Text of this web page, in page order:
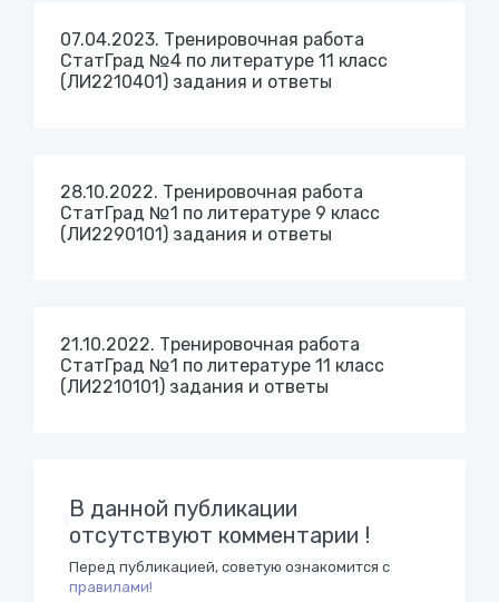
07.04.2023. Тренировочная работа
СтатГрад №4 по литературе 11 класс
(ЛИ2210401) задания и ответы
28.10.2022. Тренировочная работа
СтатГрад №1 по литературе 9 класс
(ЛИ2290101) задания и ответы
21.10.2022. Тренировочная работа
СтатГрад №1 по литературе 11 класс
(ЛИ2210101) задания и ответы
В данной публикации
отсутствуют комментарии !
Перед публикацией, советую ознакомится с
правилами!